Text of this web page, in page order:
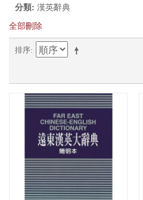
分類: 漢英辭典
全部刪除
排序